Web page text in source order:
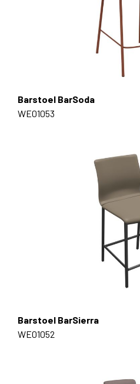
Barstoel BarSoda
WE01053
Barstoel BarSierra
WE01052